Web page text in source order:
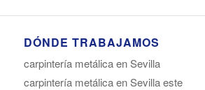
DÓNDE TRABAJAMOS
carpintería metálica en Sevilla
carpintería metálica en Sevilla este